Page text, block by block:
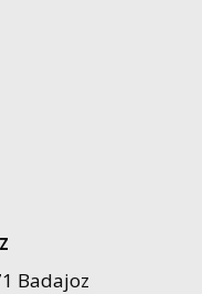
Badajoz